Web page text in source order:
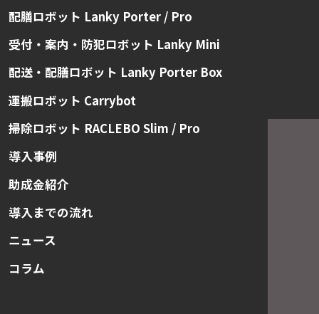
配膳ロボット Lanky Porter / Pro
受付・案内・防犯ロボット Lanky Mini
配送・配膳ロボット Lanky Porter Box
運搬ロボット Carrybot
掃除ロボット RACLEBO Slim / Pro
導入事例
助成金紹介
導入までの流れ
ニュース
コラム